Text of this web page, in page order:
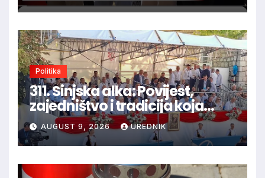
Politika
311. Sinjska alka: Povijest,
zajedništvo i tradicija koja
spaja hrvatski narod
AUGUST 9, 2026 UREDNIK